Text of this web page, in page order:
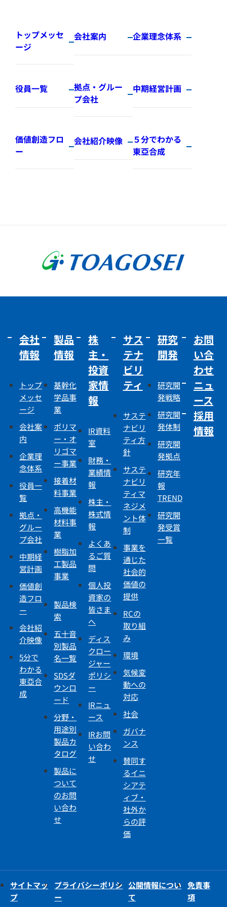
トップメッセ
ージ
会社案内 企業理念体系
役員一覧
拠点・グルー
プ会社
中期経営計画
価値創造フロ
ー
会社紹介映像
５分でわかる
東亞合成
会社
情報
トップ
メッセ
ージ
会社案
内
企業理
念体系
役員一
覧
拠点・
グルー
プ会社
中期経
営計画
価値創
造フロ
ー
会社紹
介映像
5分で
わかる
東亞合
成
製品
情報
基幹化
学品事
業
ポリマ
ー・オ
リゴマ
ー事業
接着材
料事業
高機能
材料事
業
樹脂加
工製品
事業
製品検
索
五十音
別製品
名一覧
SDSダ
ウンロ
ード
分野・
用途別
製品カ
タログ
製品に
ついて
のお問
い合わ
せ
株
主・
投資
家情
報
IR資料
室
財務・
業績情
報
株主・
株式情
報
よくあ
るご質
問
個人投
資家の
皆さま
へ
ディス
クロー
ジャー
ポリシ
ー
IRニュ
ース
IRお問
い合わ
せ
サス
テナ
ビリ
ティ
サステ
ナビリ
ティ方
針
サステ
ナビリ
ティマ
ネジメ
ント体
制
事業を
通じた
社会的
価値の
提供
RCの
取り組
み
環境
気候変
動への
対応
社会
ガバナ
ンス
賛同す
るイニ
シアテ
ィブ・
社外か
らの評
価
研究
開発
研究開
発戦略
研究開
発体制
研究開
発拠点
研究年
報
TREND
研究開
発受賞
一覧
お問
い合
わせ
ニュ
ース
採用
情報
サイトマッ
プ
プライバシーポリシ
ー
公開情報につい
て
免責事
項